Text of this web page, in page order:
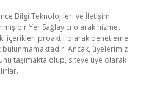
Bilgi Teknolojileri ve İletişim
bir Yer Sağlayıcı olarak hizmet
içerikleri proaktif olarak denetleme
Ancak, üyelerimiz
taşımakta olup, siteye üye olarak